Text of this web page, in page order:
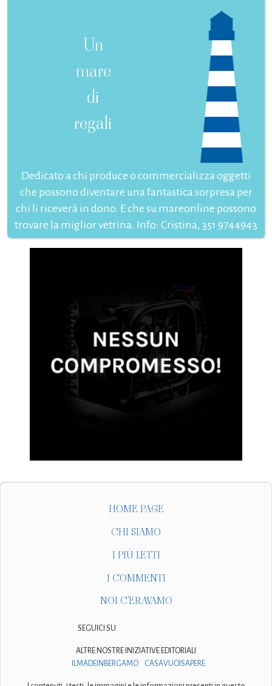
Un
mare
di
regali
Dedicato a chi produce o commercializza oggetti
che possono diventare una fantastica sorpresa per
chi li riceverà in dono. E che su mareonline possono
trovare la miglior vetrina. Info: Cristina, 351 9744943
HOME PAGE
CHI SIAMO
I PIÙ LETTI
I COMMENTI
NOI C'ERAVAMO
SEGUICI SU
ALTRE NOSTRE INIZIATIVE EDITORIALI
ILMADEINBERGAMO
CASAVUOISAPERE